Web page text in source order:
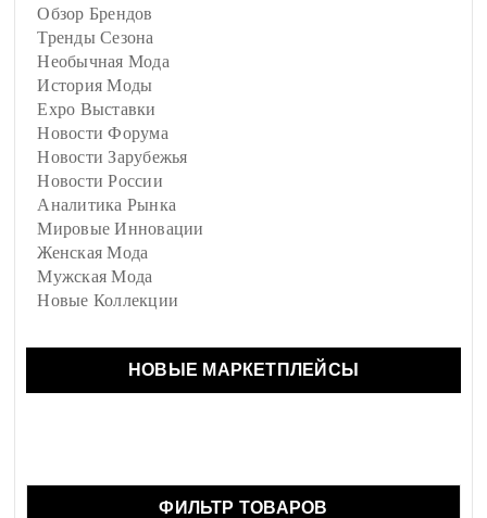
Обзор Брендов
Тренды Сезона
Необычная Мода
История Моды
Expo Выставки
Новости Форума
Новости Зарубежья
Новости России
Аналитика Рынка
Мировые Инновации
Женская Мода
Мужская Мода
Новые Коллекции
НОВЫЕ МАРКЕТПЛЕЙСЫ
ФИЛЬТР ТОВАРОВ